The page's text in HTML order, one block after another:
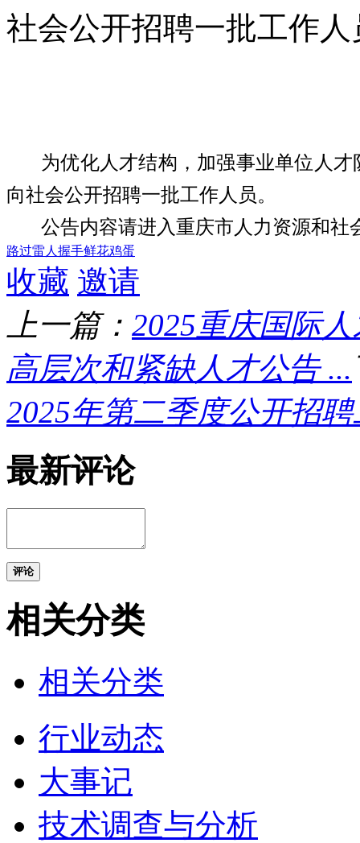
社会公开招聘一批工作人
为优化人才结构， 加强事业单位 人才
向社会公开招聘一批工作人员。
公告内容请进入重庆市人力资源和社
路过雷人 握手鲜花鸡蛋
收藏 邀请
上一篇： 2025重庆国际
高层次和紧缺人才公告 ...
2025年第二季度公开招
最新评论
评论
相关分类
相关分类
行业动态
大事记
技术调查与分析